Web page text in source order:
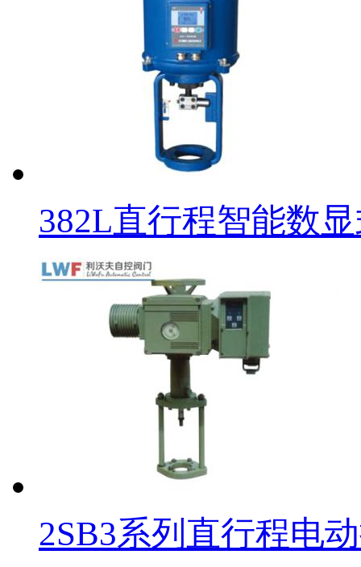
382L直行程智能数
2SB3系列直行程电